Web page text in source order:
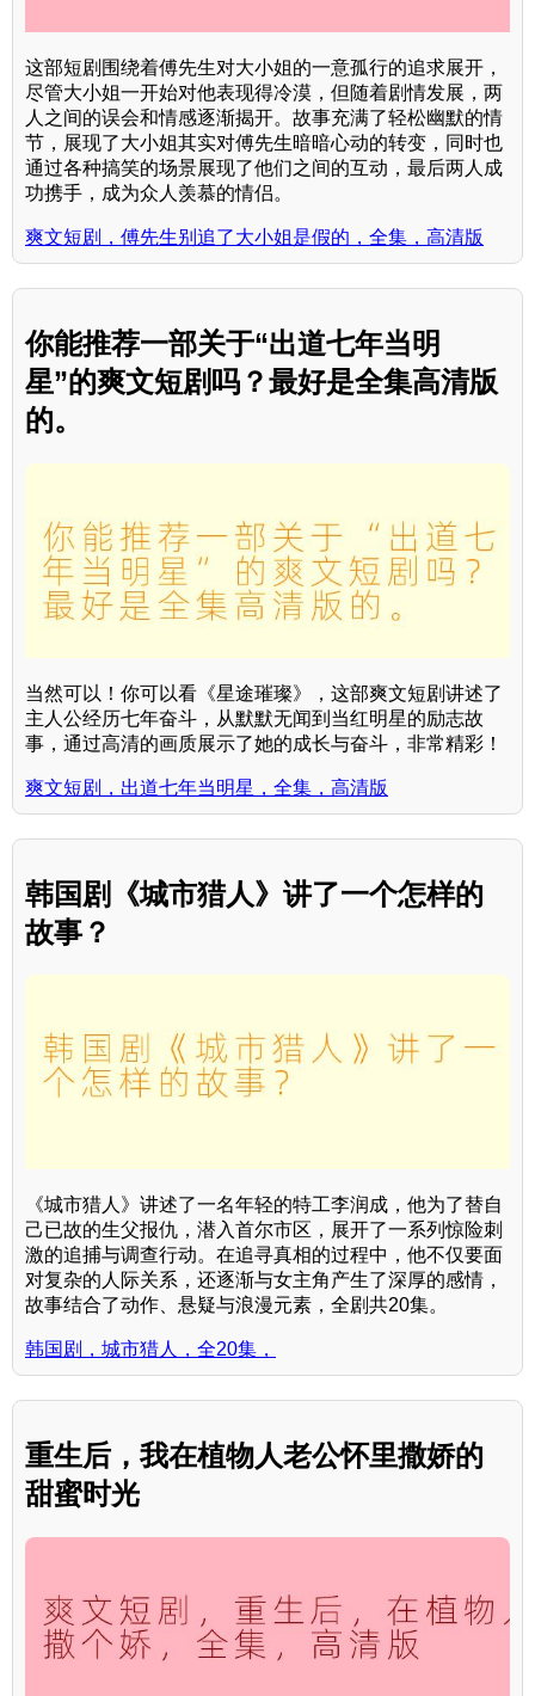
这部短剧围绕着傅先生对大小姐的一意孤行的追求展开，
尽管大小姐一开始对他表现得冷漠，但随着剧情发展，两
人之间的误会和情感逐渐揭开。故事充满了轻松幽默的情
节，展现了大小姐其实对傅先生暗暗心动的转变，同时也
通过各种搞笑的场景展现了他们之间的互动，最后两人成
功携手，成为众人羡慕的情侣。
爽文短剧，傅先生别追了大小姐是假的，全集，高清版
你能推荐一部关于“出道七年当明
星”的爽文短剧吗？最好是全集高清版
的。
当然可以！你可以看《星途璀璨》，这部爽文短剧讲述了
主人公经历七年奋斗，从默默无闻到当红明星的励志故
事，通过高清的画质展示了她的成长与奋斗，非常精彩！
爽文短剧，出道七年当明星，全集，高清版
韩国剧《城市猎人》讲了一个怎样的
故事？
《城市猎人》讲述了一名年轻的特工李润成，他为了替自
己已故的生父报仇，潜入首尔市区，展开了一系列惊险刺
激的追捕与调查行动。在追寻真相的过程中，他不仅要面
对复杂的人际关系，还逐渐与女主角产生了深厚的感情，
故事结合了动作、悬疑与浪漫元素，全剧共20集。
韩国剧，城市猎人，全20集，
重生后，我在植物人老公怀里撒娇的
甜蜜时光